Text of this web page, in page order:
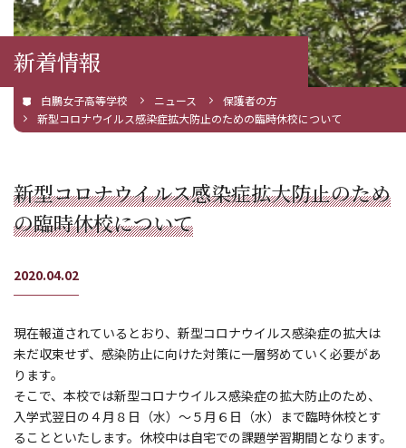
新着情報
白鵬女子高等学校 ニュース
保護者の方
新型コロナウイルス感染症拡大防止のための臨時休校について
新型コロナウイルス感染症拡大防止のため
の臨時休校について
2020.04.02
現在報道されているとおり、新型コロナウイルス感染症の拡大は
未だ収束せず、感染防止に向けた対策に一層努めていく必要があ
ります。
そこで、本校では新型コロナウイルス感染症の拡大防止のため、
入学式翌日の４月８日（水）～５月６日（水）まで臨時休校とす
ることといたします。休校中は自宅での課題学習期間となります。